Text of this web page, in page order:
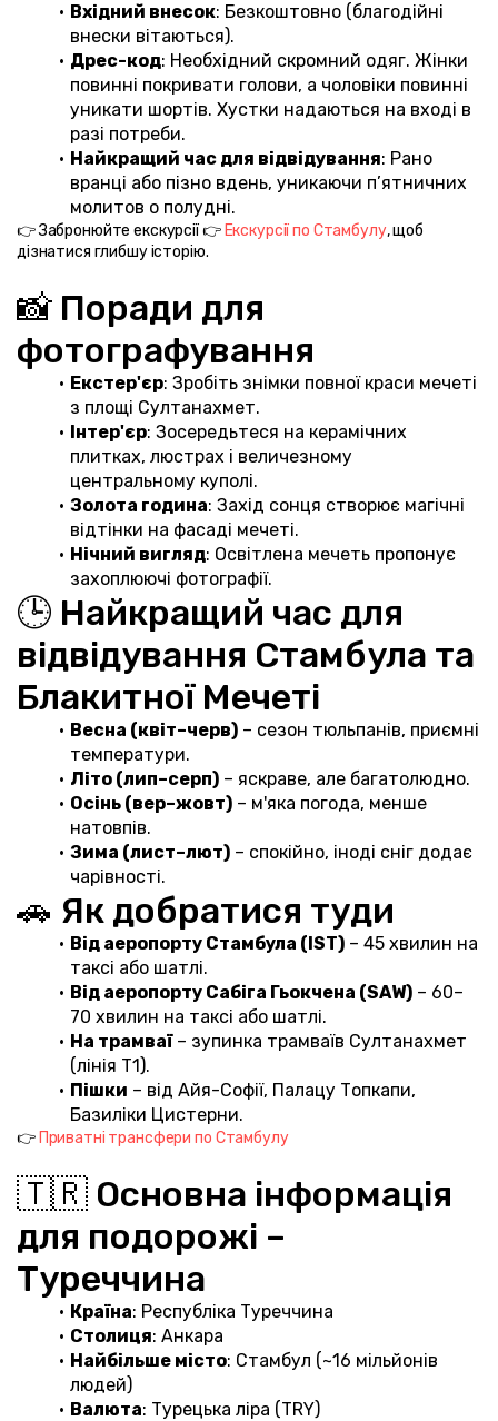
Вхідний внесок: Безкоштовно (благодійні
внески вітаються).
Дрес-код: Необхідний скромний одяг. Жінки
повинні покривати голови, а чоловіки повинні
уникати шортів. Хустки надаються на вході в
разі потреби.
Найкращий час для відвідування: Рано
вранці або пізно вдень, уникаючи п’ятничних
молитов о полудні.
👉 Забронюйте екскурсії 👉 Екскурсії по Стамбулу, щоб
дізнатися глибшу історію.
📸 Поради для
фотографування
Екстер'єр: Зробіть знімки повної краси мечеті
з площі Султанахмет.
Інтер'єр: Зосередьтеся на керамічних
плитках, люстрах і величезному
центральному куполі.
Золота година: Захід сонця створює магічні
відтінки на фасаді мечеті.
Нічний вигляд: Освітлена мечеть пропонує
захоплюючі фотографії.
🕒 Найкращий час для
відвідування Стамбула та
Блакитної Мечеті
Весна (квіт–черв) – сезон тюльпанів, приємні
температури.
Літо (лип–серп) – яскраве, але багатолюдно.
Осінь (вер–жовт) – м'яка погода, менше
натовпів.
Зима (лист–лют) – спокійно, іноді сніг додає
чарівності.
🚗 Як добратися туди
Від аеропорту Стамбула (IST) – 45 хвилин на
таксі або шатлі.
Від аеропорту Сабіга Гьокчена (SAW) – 60–
70 хвилин на таксі або шатлі.
На трамваї – зупинка трамваїв Султанахмет
(лінія T1).
Пішки – від Айя-Софії, Палацу Топкапи,
Базиліки Цистерни.
👉 Приватні трансфери по Стамбулу
🇹🇷 Основна інформація
для подорожі –
Туреччина
Країна: Республіка Туреччина
Столиця: Анкара
Найбільше місто: Стамбул (~16 мільйонів
людей)
Валюта: Турецька ліра (TRY)